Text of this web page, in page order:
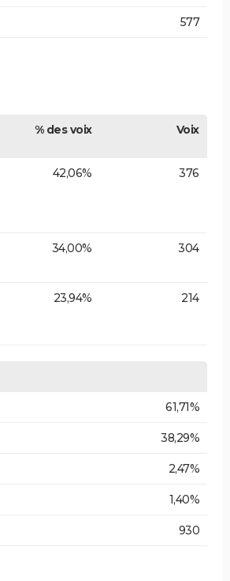
577
% des voix Voix
42,06% 376
34,00% 304
23,94% 214
61,71%
38,29%
2,47%
1,40%
930